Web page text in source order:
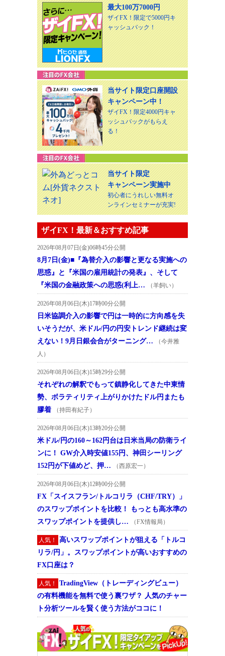
最大100万7000円
ザイFX！限定で5000円キ
ャッシュバック！
当サイト限定口座開設
キャンペーン中！
ザイFX！限定4000円キャ
ッシュバックがもらえ
る！
当サイト限定
キャンペーン実施中
初心者にうれしい無料オ
ンラインセミナーが充実!
ザイFX！最新＆おすすめ記事
2026年08月07日(金)06時45分公開
8月7日(金)■『為替介入の影響と更なる実施への
思惑』と『米国の雇用統計の発表』、そして
『米国の金融政策への思惑(利上…
（羊飼い）
2026年08月06日(木)17時00分公開
日米協調介入の影響で円は一時的に方向感を失
いそうだが、米ドル/円の円安トレンド継続は変
えない！9月日銀会合がターニング…
（今井雅
人）
2026年08月06日(木)15時29分公開
それぞれの解釈でもって鎮静化してきた中東情
勢、ボラティリティ上がりかけたドル円またも
膠着
（持田有紀子）
2026年08月06日(木)13時20分公開
米ドル/円の160～162円台は日米当局の防衛ライ
ンに！ GW介入時安値155円、神田シーリング
152円が下値めど、押…
（西原宏一）
2026年08月06日(木)12時00分公開
FX「スイスフラン/トルコリラ（CHF/TRY）」
のスワップポイントを比較！ もっとも高水準の
スワップポイントを提供し…
（FX情報局）
人気！
高いスワップポイントが狙える「トルコ
リラ/円」。スワップポイントが高いおすすめの
FX口座は？
人気！
TradingView（トレーディングビュー）
の有料機能を無料で使う裏ワザ？ 人気のチャー
ト分析ツールを賢く使う方法がココに！